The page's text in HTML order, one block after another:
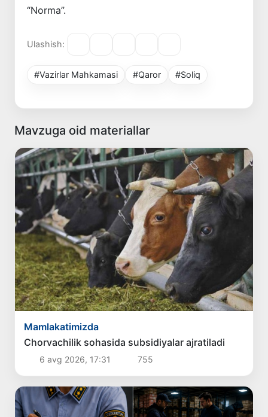
“Norma”.
Ulashish:
#Vazirlar Mahkamasi #Qaror #Soliq
Mavzuga oid materiallar
Mamlakatimizda
Chorvachilik sohasida subsidiyalar ajratiladi
6 avg 2026, 17:31 755